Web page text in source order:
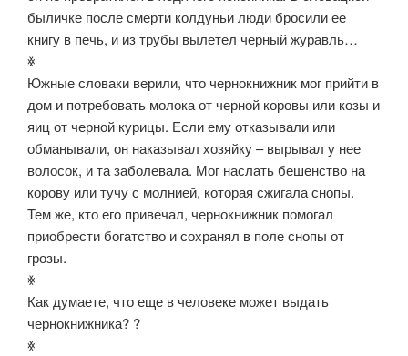
быличке после смерти колдуньи люди бросили ее
книгу в печь, и из трубы вылетел черный журавль…
ꏍ
Южные словаки верили, что чернокнижник мог прийти в
дом и потребовать молока от черной коровы или козы и
яиц от черной курицы. Если ему отказывали или
обманывали, он наказывал хозяйку – вырывал у нее
волосок, и та заболевала. Мог наслать бешенство на
корову или тучу с молнией, которая сжигала снопы.
Тем же, кто его привечал, чернокнижник помогал
приобрести богатство и сохранял в поле снопы от
грозы.
ꏍ
Как думаете, что еще в человеке может выдать
чернокнижника? ?
ꏍ